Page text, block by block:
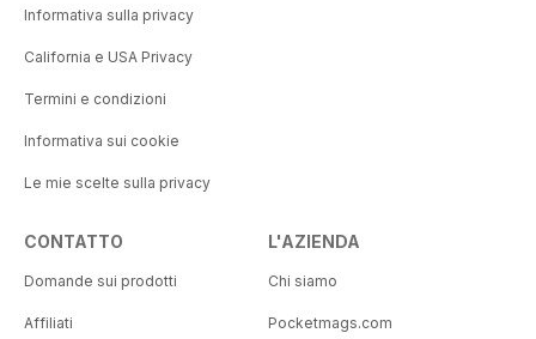
Informativa sulla privacy
California e USA Privacy
Termini e condizioni
Informativa sui cookie
Le mie scelte sulla privacy
CONTATTO
Domande sui prodotti
Affiliati
L'AZIENDA
Chi siamo
Pocketmags.com